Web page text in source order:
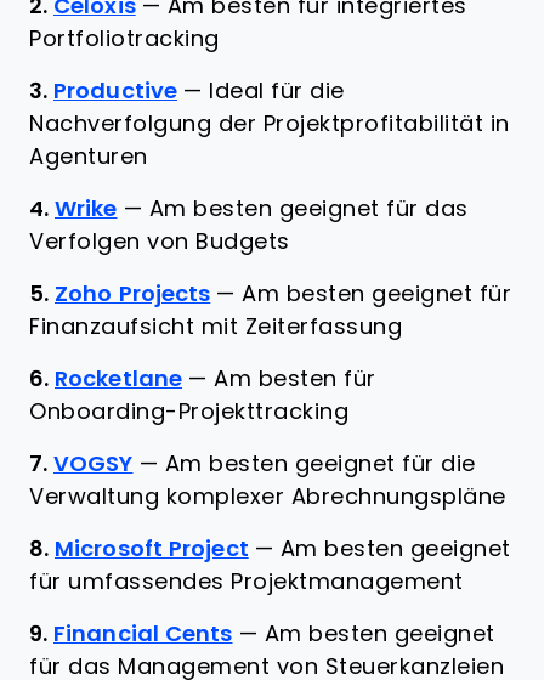
2. Celoxis — Am besten für integriertes
Portfoliotracking
3. Productive —
Ideal für die
Nachverfolgung der Projektprofitabilität in
Agenturen
4. Wrike — Am besten geeignet für das
Verfolgen von Budgets
5. Zoho Projects —Am besten geeignet für
Finanzaufsicht mit Zeiterfassung
6. Rocketlane — Am besten für
Onboarding-Projekttracking
7. VOGSY — Am besten geeignet für die
Verwaltung komplexer Abrechnungspläne
8. Microsoft Project — Am besten geeignet
für umfassendes Projektmanagement
9. Financial Cents — Am besten geeignet
für das Management von Steuerkanzleien